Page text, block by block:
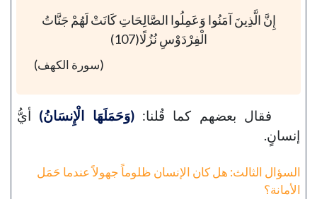
إِنَّ الَّذِينَ آمَنُوا وَعَمِلُوا الصَّالِحَاتِ كَانَتْ لَهُمْ جَنَّاتُ
الْفِرْدَوْسِ نُزُلًا(107)
(سورة الكهف)
فقال بعضهم كما قُلنا:(وَحَمَلَهَا الْإِنسَانُ) أيُّ
إنسانٍ.
السؤال الثالث: هل كان الإنسان ظلوماً جهولاً عندما حَمَل
الأمانة؟